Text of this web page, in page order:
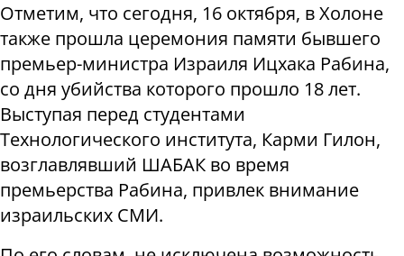
Отметим, что сегодня, 16 октября, в Холоне
также прошла церемония памяти бывшего
премьер-министра Израиля Ицхака Рабина,
со дня убийства которого прошло 18 лет.
Выступая перед студентами
Технологического института, Карми Гилон,
возглавлявший ШАБАК во время
премьерства Рабина, привлек внимание
израильских СМИ.